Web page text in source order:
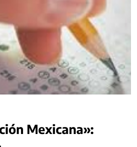
Mexicana»: